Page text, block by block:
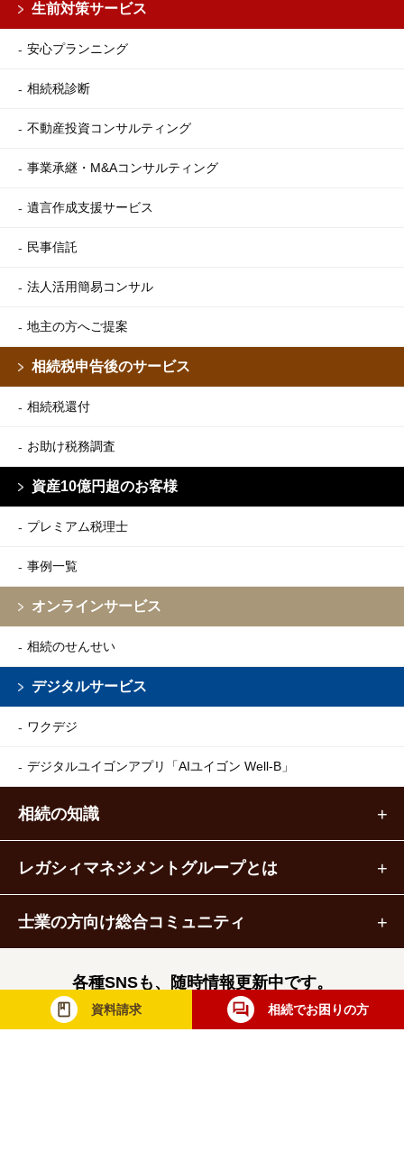
資料請求 相続でお困りの方
生前対策サービス
安心プランニング
相続税診断
不動産投資コンサルティング
事業承継・M&Aコンサルティング
遺言作成支援サービス
民事信託
法人活用簡易コンサル
地主の方へご提案
相続税申告後のサービス
相続税還付
お助け税務調査
資産10億円超のお客様
プレミアム税理士
事例一覧
オンラインサービス
相続のせんせい
デジタルサービス
ワクデジ
デジタルユイゴンアプリ 「AIユイゴン Well-B」
相続の知識
レガシィマネジメントグループとは
士業の方向け総合コミュニティ
各種SNSも、随時情報更新中です。